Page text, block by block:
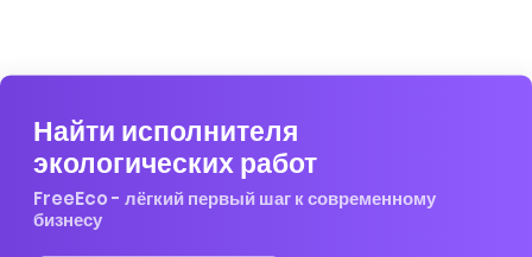
Найти исполнителя
экологических работ
FreeEco - лёгкий первый шаг к современному
бизнесу